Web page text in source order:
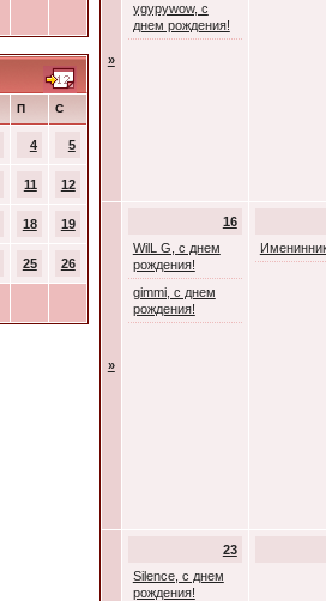
П С
4 5
11 12
18 19
25 26
»
ygypywow, с
днем рождения!
»
16
WilL G, с днем
рождения!
gimmi, с днем
рождения!
23
Silence, с днем
рождения!